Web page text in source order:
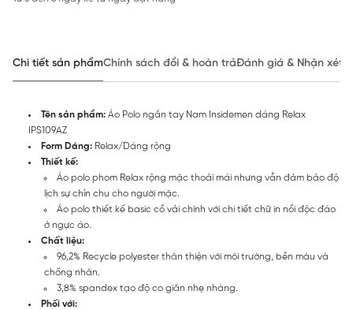
Chi tiết sản phẩmChính sách đổi & hoàn trảĐánh giá & Nhận xét
Tên sản phẩm: Áo Polo ngắn tay Nam Insidemen dáng Relax
IPS109AZ
Form Dáng: Relax/Dáng rộng
Thiết kế:
Áo polo phom Relax rộng mặc thoải mái nhưng vẫn đảm bảo độ
lịch sự chỉn chu cho người mặc.
Áo polo thiết kế basic cổ vải chính với chi tiết chữ in nổi độc đáo
ở ngực áo.
Chất liệu:
96,2% Recycle polyester thân thiện với môi trường, bền màu và
chống nhăn.
3,8% spandex tạo độ co giãn nhẹ nhàng.
Phối với: